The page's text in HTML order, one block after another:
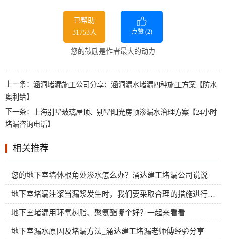
已帮助
31753人
点赞 (2)
您的鼓励是作者最大的动力
上一条： 涵洞堵漏施工公司分享：涵洞漏水堵漏四种施工方案【防水
奥利给】
下一条：
上海别墅玻璃屋顶、别墅阳光房顶渗漏水治理方案【24小时
堵漏咨询电话】
相关推荐
您的地下室墙体根角处渗水怎么办？涌达建工堵漏公司说说
地下室堵漏注浆当漏浆发生时，我们要采取合理的措施进行应对
地下室堵漏用环氧树脂、聚氨酯哪个好？一起来看看
地下室漏水原因及堵漏方法_涌达建工堵漏老师傅经验分享